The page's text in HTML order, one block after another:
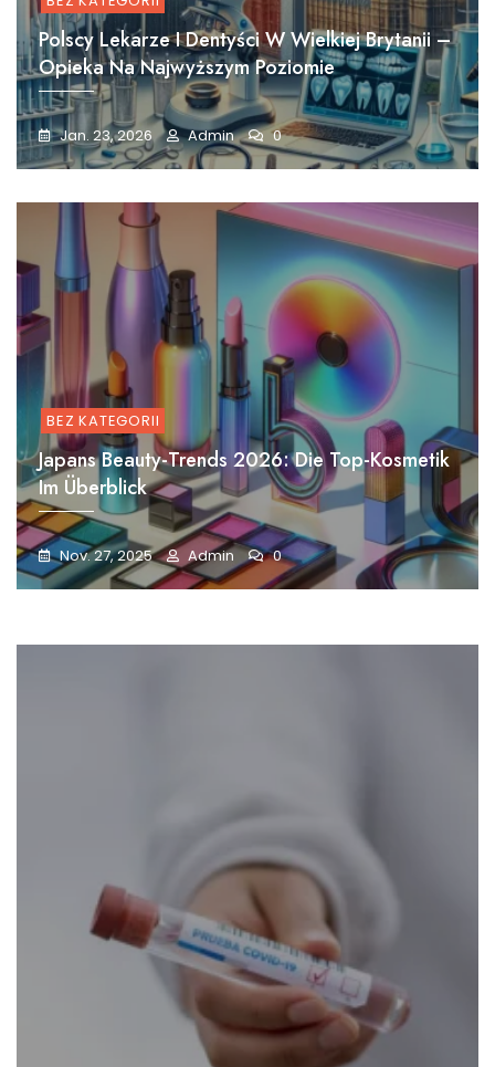
Polscy Lekarze I Dentyści W Wielkiej Brytanii –
Opieka Na Najwyższym Poziomie
Jan. 23, 2026 Admin 0
BEZ KATEGORII
Japans Beauty-Trends 2026: Die Top-Kosmetik
Im Überblick
Nov. 27, 2025 Admin 0